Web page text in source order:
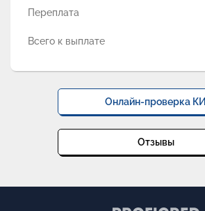
Переплата
Всего к выплате
Онлайн-проверка КИ
Отзывы